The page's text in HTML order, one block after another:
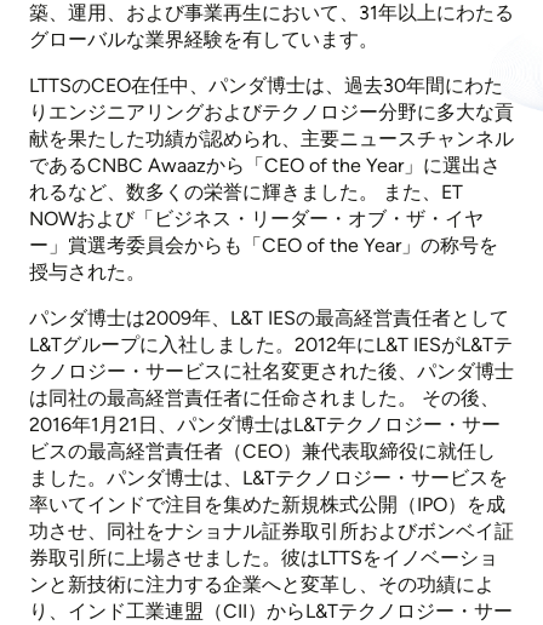
築、運用、および事業再生において、31年以上にわたる
グローバルな業界経験を有しています。
LTTSのCEO在任中、パンダ博士は、過去30年間にわた
りエンジニアリングおよびテクノロジー分野に多大な貢
献を果たした功績が認められ、主要ニュースチャンネル
であるCNBC Awaazから「CEO of the Year」に選出さ
れるなど、数多くの栄誉に輝きました。 また、ET
NOWおよび「ビジネス・リーダー・オブ・ザ・イヤ
ー」賞選考委員会からも「CEO of the Year」の称号を
授与された。
パンダ博士は2009年、L&T IESの最高経営責任者として
L&Tグループに入社しました。2012年にL&T IESがL&Tテ
クノロジー・サービスに社名変更された後、パンダ博士
は同社の最高経営責任者に任命されました。 その後、
2016年1月21日、パンダ博士はL&Tテクノロジー・サー
ビスの最高経営責任者（CEO）兼代表取締役に就任し
ました。パンダ博士は、L&Tテクノロジー・サービスを
率いてインドで注目を集めた新規株式公開（IPO）を成
功させ、同社をナショナル証券取引所およびボンベイ証
券取引所に上場させました。彼はLTTSをイノベーショ
ンと新技術に注力する企業へと変革し、その功績によ
り、インド工業連盟（CII）からL&Tテクノロジー・サー